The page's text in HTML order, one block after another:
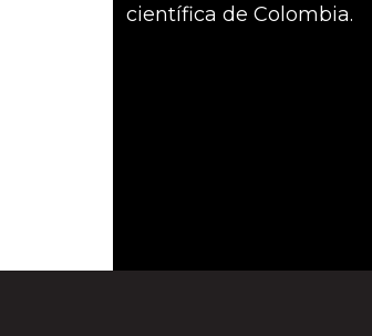
científica de Colombia.